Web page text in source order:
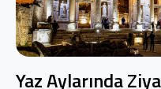
Yaz Aylarında